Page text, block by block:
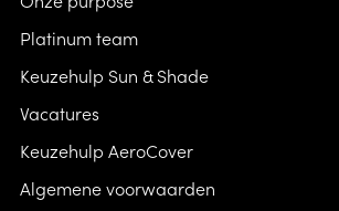
Platinum team
Keuzehulp Sun & Shade
Vacatures
Keuzehulp AeroCover
Algemene voorwaarden